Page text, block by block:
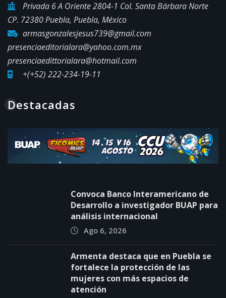
Privada 6 A Oriente 2804-1 Col. Santa Bárbara Norte
CP. 72380 Puebla, Puebla, México
armasgonzalesjesus739@gmail.com
presenciaeditorialara@yahoo.com.mx
presenciaedittorialara@hotmail.com
+(+52) 222-234-19-11
Destacadas
Convoca Banco Interamericano de
Desarrollo a investigador BUAP para
análisis internacional
Ago 6, 2026
Armenta destaca que en Puebla se
fortalece la protección de las
mujeres con más espacios de
atención